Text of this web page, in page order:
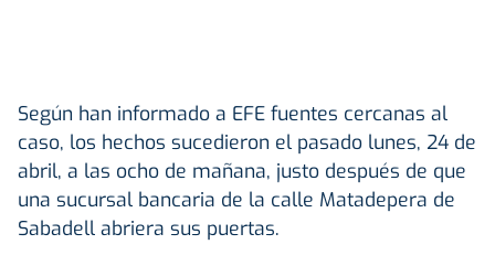
Según han informado a EFE fuentes cercanas al
caso, los hechos sucedieron el pasado lunes, 24 de
abril, a las ocho de mañana, justo después de que
una sucursal bancaria de la calle Matadepera de
Sabadell abriera sus puertas.